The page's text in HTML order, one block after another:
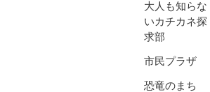
大人も知らな
いカチカネ探
求部
市民プラザ
恐竜のまち